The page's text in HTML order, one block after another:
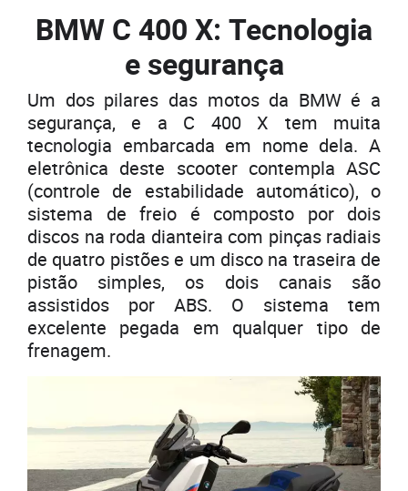
BMW C 400 X: Tecnologia
e segurança
Um dos pilares das motos da BMW é a
segurança, e a C 400 X tem muita
tecnologia embarcada em nome dela. A
eletrônica deste scooter contempla ASC
(controle de estabilidade automático), o
sistema de freio é composto por dois
discos na roda dianteira com pinças radiais
de quatro pistões e um disco na traseira de
pistão simples, os dois canais são
assistidos por ABS. O sistema tem
excelente pegada em qualquer tipo de
frenagem.